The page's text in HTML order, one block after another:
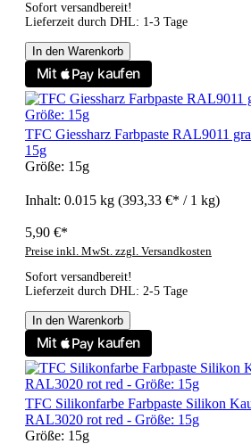
Sofort versandbereit!
Lieferzeit durch DHL: 1-3 Tage
In den Warenkorb
TFC Giessharz Farbpaste RAL9011
15g
Größe: 15g
Inhalt: 0.015 kg (393,33 €* / 1 kg)
5,90 €*
Preise inkl. MwSt. zzgl. Versandkosten
Sofort versandbereit!
Lieferzeit durch DHL: 2-5 Tage
In den Warenkorb
TFC Silikonfarbe Farbpaste Silikon
RAL3020 rot red - Größe: 15g
Größe: 15g